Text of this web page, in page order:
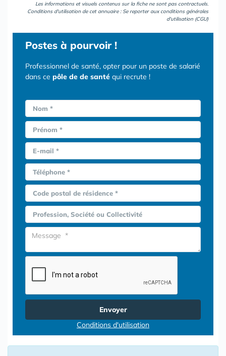
Les informations et visuels contenus sur la fiche ne sont pas contractuels.
Conditions d'utilisation de cet annuaire : Se reporter aux conditions générales
d'utilisation (CGU)
Postes à pourvoir !
Professionnel de santé, opter pour un poste de salarié
dans ce pôle de de santé qui recrute !
Nom *
Prénom *
E-mail *
Téléphone *
Code postal de résidence *
Profession, Société ou Collectivité
Envoyer
Conditions d'utilisation